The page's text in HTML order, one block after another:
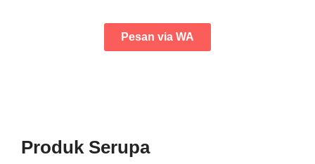
Pesan via WA
Produk Serupa